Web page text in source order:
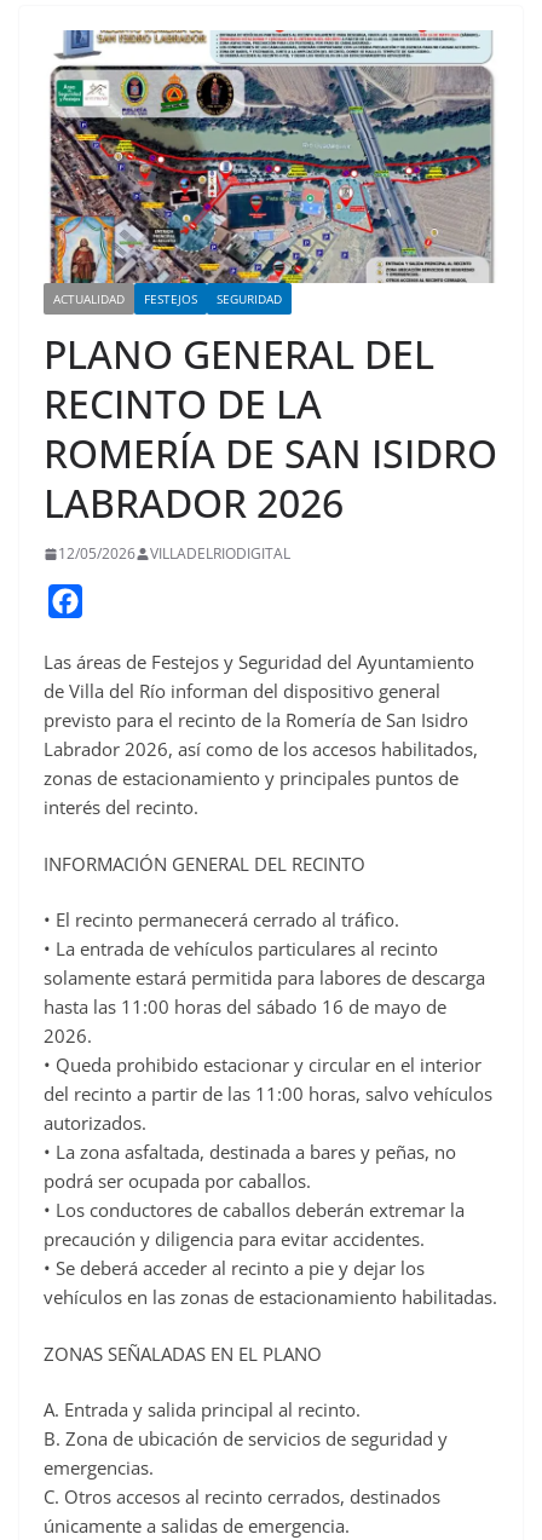
ACTUALIDAD FESTEJOS SEGURIDAD
PLANO GENERAL DEL
RECINTO DE LA
ROMERÍA DE SAN ISIDRO
LABRADOR 2026
12/05/2026 VILLADELRIODIGITAL
c
e
o
o
Las áreas de Festejos y Seguridad del Ayuntamiento
de Villa del Río informan del dispositivo general
previsto para el recinto de la Romería de San Isidro
Labrador 2026, así como de los accesos habilitados,
zonas de estacionamiento y principales puntos de
interés del recinto.
INFORMACIÓN GENERAL DEL RECINTO
• El recinto permanecerá cerrado al tráfico.
• La entrada de vehículos particulares al recinto
solamente estará permitida para labores de descarga
hasta las 11:00 horas del sábado 16 de mayo de
2026.
• Queda prohibido estacionar y circular en el interior
del recinto a partir de las 11:00 horas, salvo vehículos
autorizados.
• La zona asfaltada, destinada a bares y peñas, no
podrá ser ocupada por caballos.
• Los conductores de caballos deberán extremar la
precaución y diligencia para evitar accidentes.
• Se deberá acceder al recinto a pie y dejar los
vehículos en las zonas de estacionamiento habilitadas.
ZONAS SEÑALADAS EN EL PLANO
A. Entrada y salida principal al recinto.
B. Zona de ubicación de servicios de seguridad y
emergencias.
C. Otros accesos al recinto cerrados, destinados
únicamente a salidas de emergencia.